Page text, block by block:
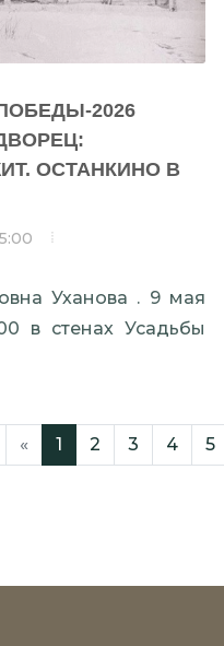
2026
ОСТАНКИНО В
Уханова . 9 мая
в стенах Усадьбы
« 1 2 3 4 5